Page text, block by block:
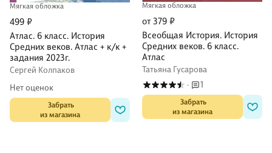
Мягкая обложка
499 ₽
Атлас. 6 класс. История
Средних веков. Атлас + к/к +
задания 2023г.
Сергей Колпаков
Нет оценок
Забрать
из магазина
Мягкая обложка
от 379 ₽
Всеобщая История. История
Средних веков. 6 класс.
Атлас
Татьяна Гусарова
· 1
Забрать
из магазина